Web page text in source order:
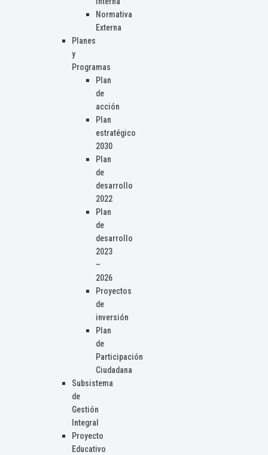
Normativa
Externa
Planes
y
Programas
Plan
de
acción
Plan
estratégico
2030
Plan
de
desarrollo
2022
Plan
de
desarrollo
2023
–
2026
Proyectos
de
inversión
Plan
de
Participación
Ciudadana
Subsistema
de
Gestión
Integral
Proyecto
Educativo